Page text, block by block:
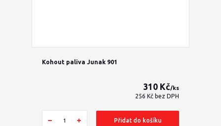
Kohout paliva Junak 901
310 Kč/ks
256 Kč bez DPH
Přidat do košíku